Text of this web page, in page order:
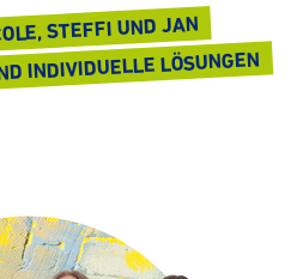
STEFFI UND JAN
INDI­VI­DU­ELLE LÖSUNGEN